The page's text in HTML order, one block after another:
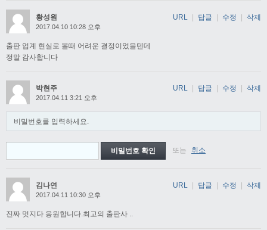
황성원
2017.04.10 10:28 오후
출판 업계 현실로 볼때 어려운 결정이었을텐데
정말 감사합니다
URL | 답글 | 수정 | 삭제
박현주
2017.04.11 3:21 오후
비밀번호를 입력하세요.
또는 취소
URL 답글 수정 삭제
김나연
2017.04.11 10:30 오후
진짜 멋지다 응원합니다.최고의 출판사 ..
URL | 답글 | 수정 | 삭제